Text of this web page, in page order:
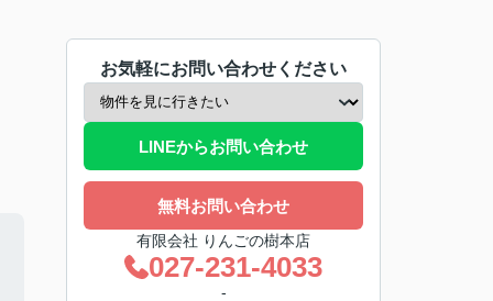
お気軽にお問い合わせください
LINEからお問い合わせ
無料お問い合わせ
有限会社 りんごの樹本店
027-231-4033
-